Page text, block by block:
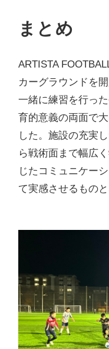
まとめ
ARTISTA
カーグラウンドを
一緒に練習を行っ
育的意義の両面で
した。施設の充実
ら戦術面まで幅広
じたコミュニケー
て実感させるものと